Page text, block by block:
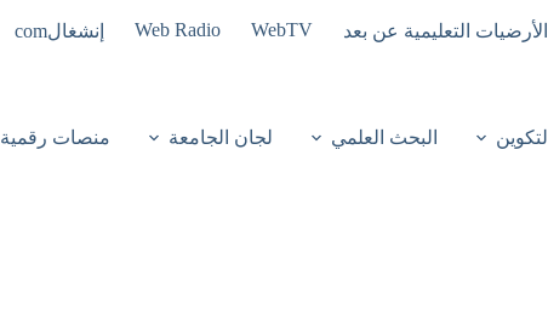
الأرضيات التعليمية عن بعد WebTV
Web Radio إنشغالcom
التكوين البحث العلمي لجان الجامعة منصات رقمية